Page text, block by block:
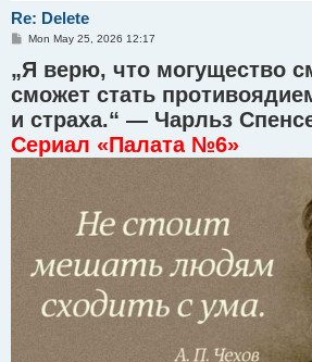
Re: Delete
P
s
t
Mon May 25, 2026 12:17
„Я верю, что могущество
сможет стать
и страха.“ — Чарльз
Сериал «Палата №6»